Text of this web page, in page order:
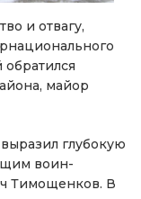
и отвагу,
майор
глубокую
воин-
Тимощенков. В